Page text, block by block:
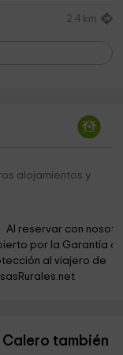
2,4 km
4,8 km
5,7 km
6,0 km
alojamientos y
Al reservar con
por la Garantía
al viajero de
Calero también